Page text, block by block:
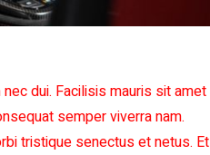
dui. Facilisis mauris sit amet
semper viverra nam.
tristique senectus et netus. Et